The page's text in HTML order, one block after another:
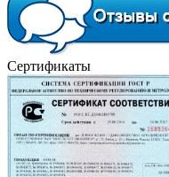
Сертификаты